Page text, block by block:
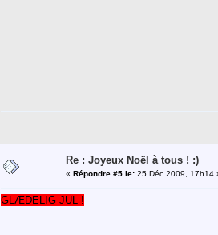
Re : Joyeux Noël à tous ! :)
« Répondre #5 le: 25 Déc 2009, 17h14
GLÆDELIG JUL !